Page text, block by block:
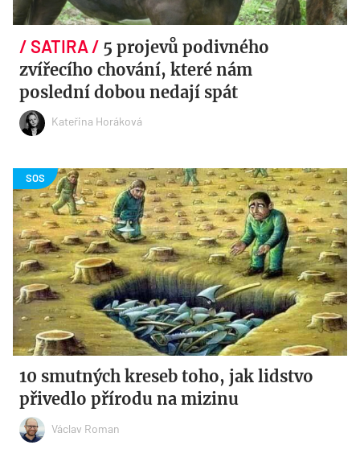
5 projevů podivného
zvířecího chování, které nám
poslední dobou nedají spát
Kateřina Horáková
10 smutných kreseb toho, jak lidstvo
přivedlo přírodu na mizinu
Václav Roman